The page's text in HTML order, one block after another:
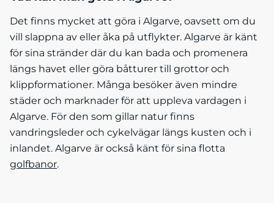
Det finns mycket att göra i Algarve, oavsett om du
vill slappna av eller åka på utflykter. Algarve är känt
för sina stränder där du kan bada och promenera
längs havet eller göra båtturer till grottor och
klippformationer. Många besöker även mindre
städer och marknader för att uppleva vardagen i
Algarve. För den som gillar natur finns
vandringsleder och cykelvägar längs kusten och i
inlandet. Algarve är också känt för sina flotta
golfbanor.